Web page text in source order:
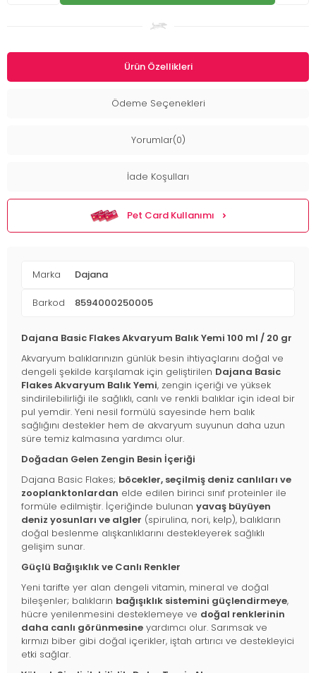
Ürün Özellikleri
Ödeme Seçenekleri
Yorumlar(0)
İade Koşulları
Pet Card Kullanımı
Marka Dajana
Barkod 8594000250005
Dajana Basic Flakes Akvaryum Balık Yemi 100 ml / 20 gr
Akvaryum balıklarınızın günlük besin ihtiyaçlarını doğal ve
dengeli şekilde karşılamak için geliştirilen Dajana Basic
Flakes Akvaryum Balık Yemi, zengin içeriği ve yüksek
sindirilebilirliği ile sağlıklı, canlı ve renkli balıklar için ideal bir
pul yemdir. Yeni nesil formülü sayesinde hem balık
sağlığını destekler hem de akvaryum suyunun daha uzun
süre temiz kalmasına yardımcı olur.
Doğadan Gelen Zengin Besin İçeriği
Dajana Basic Flakes; böcekler, seçilmiş deniz canlıları ve
zooplanktonlardan elde edilen birinci sınıf proteinler ile
formüle edilmiştir. İçeriğinde bulunan yavaş büyüyen
deniz yosunları ve algler (spirulina, nori, kelp), balıkların
doğal beslenme alışkanlıklarını destekleyerek sağlıklı
gelişim sunar.
Güçlü Bağışıklık ve Canlı Renkler
Yeni tarifte yer alan dengeli vitamin, mineral ve doğal
bileşenler; balıkların bağışıklık sistemini güçlendirmeye,
hücre yenilenmesini desteklemeye ve doğal renklerinin
daha canlı görünmesine yardımcı olur. Sarımsak ve
kırmızı biber gibi doğal içerikler, iştah artırıcı ve destekleyici
etki sağlar.